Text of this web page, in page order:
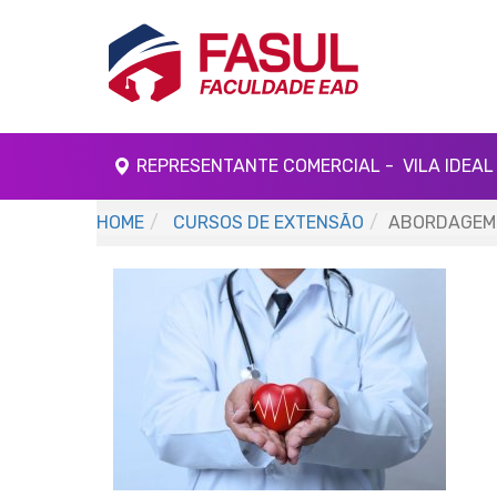
REPRESENTANTE COMERCIAL - VILA
HOME CURSOS DE EXTENSÃO